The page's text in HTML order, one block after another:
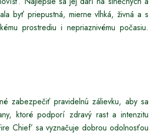
byť priepustná, mierne vlhká, živná a s
prostrediu i nepriaznivému počasiu.
zabezpečiť pravidelnú zálievku, aby sa
ktoré podporí zdravý rast a intenzitu
Chief’ sa vyznačuje dobrou odolnosťou